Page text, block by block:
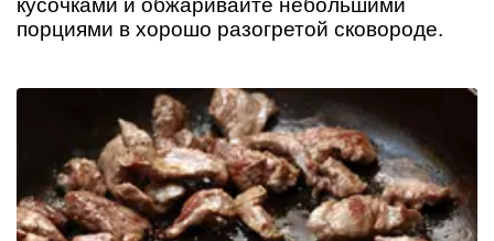
кусочками и обжаривайте небольшими
порциями в хорошо разогретой сковороде.